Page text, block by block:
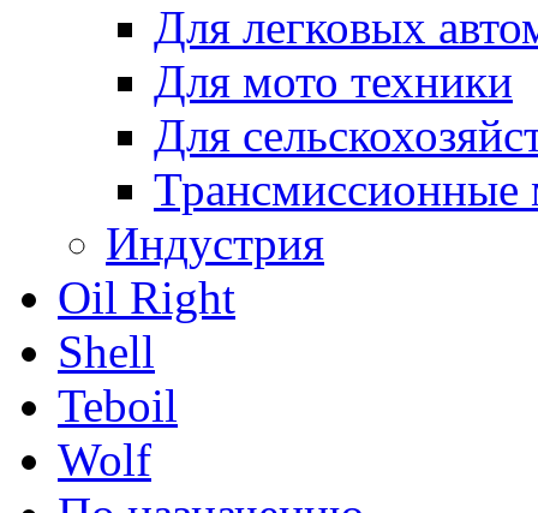
Для легковых
Для мото техники
Для
Трансмиссионные
Индустрия
Oil Right
Shell
Teboil
Wolf